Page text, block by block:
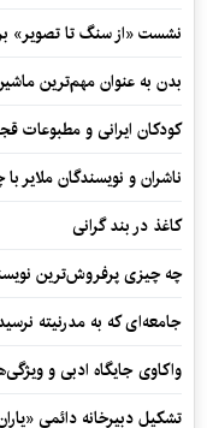
نشست «از سنگ تا تصویر»
بدن به عنوان مهم‌ترین
کودکان ایرانی و مطبوعات
ناشران و نویسندگان ملایر
کاغذ در بند گرانی
چه چیزی پرفروش‌ترین
جامعه‌ای که به مدرنیته
واکاوی جایگاه ادبی و
تشکیل دبیرخانه دائمی